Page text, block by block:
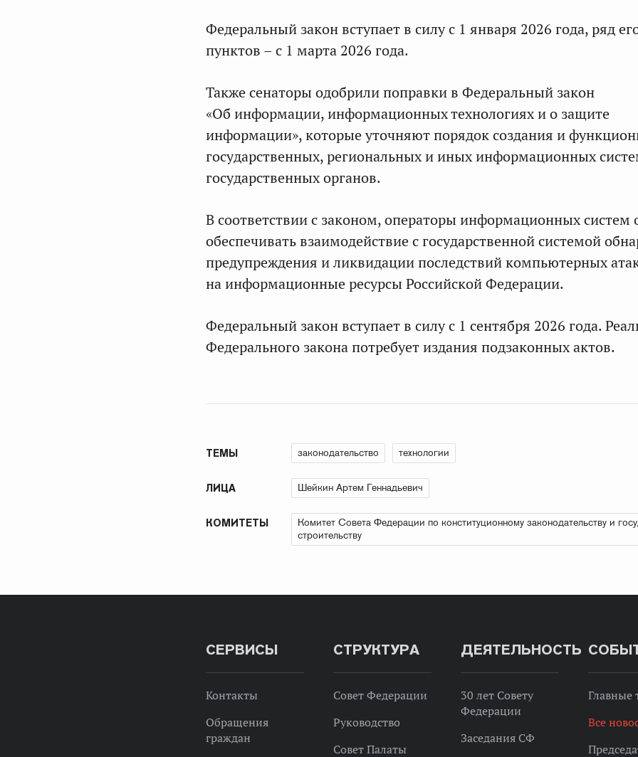
Федеральный закон вступает в силу с 1 января 2026 года, ряд
пунктов – с 1 марта 2026 года.
Также сенаторы одобрили поправки в Федеральный закон
«Об информации, информационных технологиях и о защите
информации», которые уточняют порядок создания и
государственных, региональных и иных информационных
государственных органов.
В соответствии с законом, операторы информационных систем
обеспечивать взаимодействие с государственной системой
предупреждения и ликвидации последствий компьютерных
на информационные ресурсы Российской Федерации.
Федеральный закон вступает в силу с 1 сентября 2026 года.
Федерального закона потребует издания подзаконных актов.
ТЕМЫ законодательство технологии
ЛИЦА Шейкин Артем Геннадьевич
КОМИТЕТЫ
Комитет Совета Федерации по конституционному законодательству и
строительству
СЕРВИСЫ
Контакты
Обращения
граждан
СТРУКТУРА
Совет Федерации
Руководство
Совет Палаты
ДЕЯТЕЛЬНОСТЬ
30 лет Совету
Федерации
Заседания СФ
Главные
Все